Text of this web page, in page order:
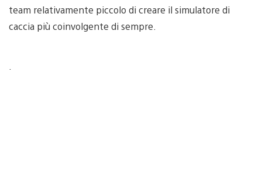
team relativamente piccolo di creare il simulatore di
caccia più coinvolgente di sempre.